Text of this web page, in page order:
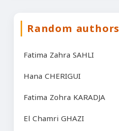
Random authors
Fatima Zahra SAHLI
Hana CHERIGUI
Fatima Zohra KARADJA
El Chamri GHAZI